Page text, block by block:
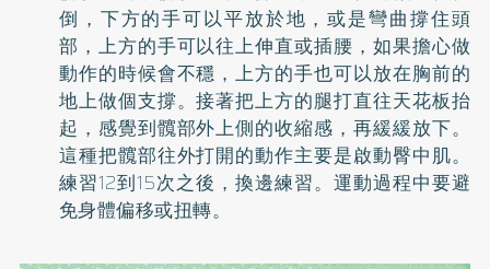
倒，下方的手可以平放於地，或是彎曲撐住頭
部，上方的手可以往上伸直或插腰，如果擔心做
動作的時候會不穩，上方的手也可以放在胸前的
地上做個支撐。接著把上方的腿打直往天花板抬
起，感覺到髖部外上側的收縮感，再緩緩放下。
這種把髖部往外打開的動作主要是啟動臀中肌。
練習12到15次之後，換邊練習。運動過程中要避
免身體偏移或扭轉。